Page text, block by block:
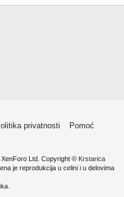
privatnosti
Pomoć
Ltd. Copyright © Krstarica
je reprodukcija u celini i u delovima